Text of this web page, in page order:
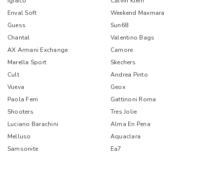
Enval Soft
Weekend Maxmara
Guess
Sun68
Chantal
Valentino Bags
AX Armani Exchange
Camore
Marella Sport
Skechers
Cult
Andrea Pinto
Vueva
Geox
Paola Ferri
Gattinoni Roma
Shooters
Tres Jolie
Luciano Barachini
Alma En Pena
Melluso
Aquaclara
Samsonite
Ea7